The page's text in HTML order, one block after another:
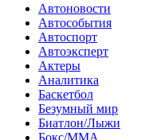
Автоновости
Автособытия
Автоспорт
Автоэксперт
Актеры
Аналитика
Баскетбол
Безумный мир
Биатлон/Лыжи
Бокс/MMA